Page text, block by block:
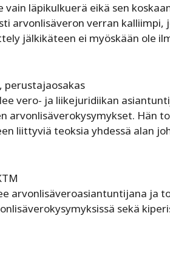
vain läpikulkuerä eikä sen
arvonlisäveron verran
jälkikäteen ei myöskään ole
perustajaosakas
vero- ja liikejuridiikan
arvonlisäverokysymykset. Hän
liittyviä teoksia yhdessä alan
arvonlisäveroasiantuntijana ja
sekä